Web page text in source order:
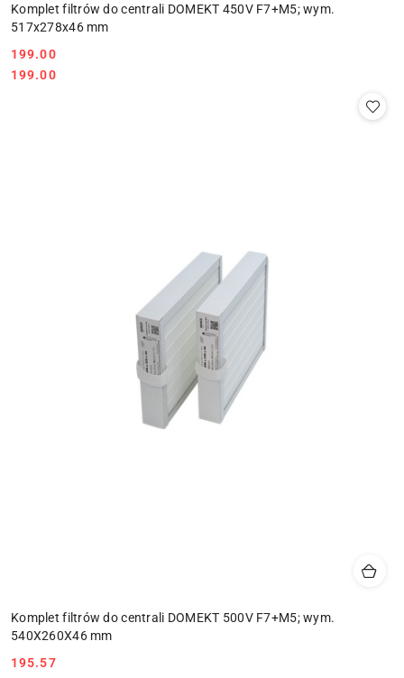
Komplet filtrów do centrali DOMEKT 450V F7+M5; wym.
517x278x46 mm
Cena:
199.00
Cena:
199.00
Komplet filtrów do centrali DOMEKT 500V F7+M5; wym.
540X260X46 mm
195.57